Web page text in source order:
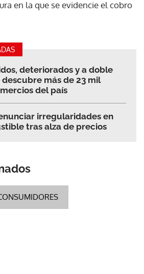
en la que se evidencie el cobro
deteriorados y a doble
más de 23 mil
del país
irregularidades en
tras alza de precios